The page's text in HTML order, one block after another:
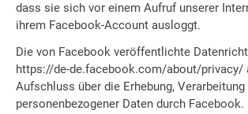
dass sie sich vor einem Aufruf unserer
ihrem Facebook-Account ausloggt.
Die von Facebook veröffentlichte
https://de-de.facebook.com/about/privacy/
Aufschluss über die Erhebung,
personenbezogener Daten durch